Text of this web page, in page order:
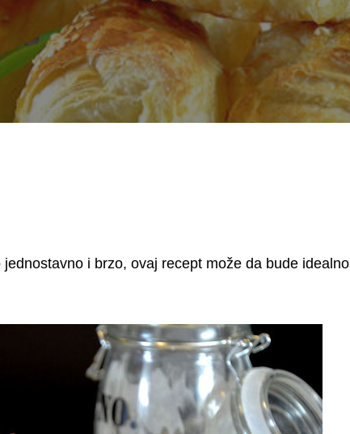
i brzo, ovaj recept može da bude idealno